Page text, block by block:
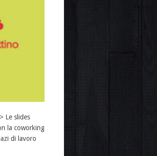
Le slides
la coworking
di lavoro